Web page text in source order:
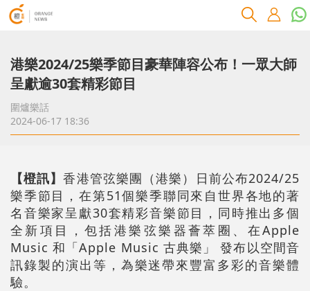
港樂2024/25樂季節目豪華陣容公布！一眾大師
呈獻逾30套精彩節目
圍爐樂話
2024-06-17 18:36
【橙訊】香港管弦樂團（港樂）日前公布2024/25
樂季節目，在第51個樂季聯同來自世界各地的著
名音樂家呈獻30套精彩音樂節目，同時推出多個
全新項目，包括港樂弦樂器薈萃圈、在Apple
Music 和「Apple Music 古典樂」 發布以空間音
訊錄製的演出等，為樂迷帶來豐富多彩的音樂體
驗。